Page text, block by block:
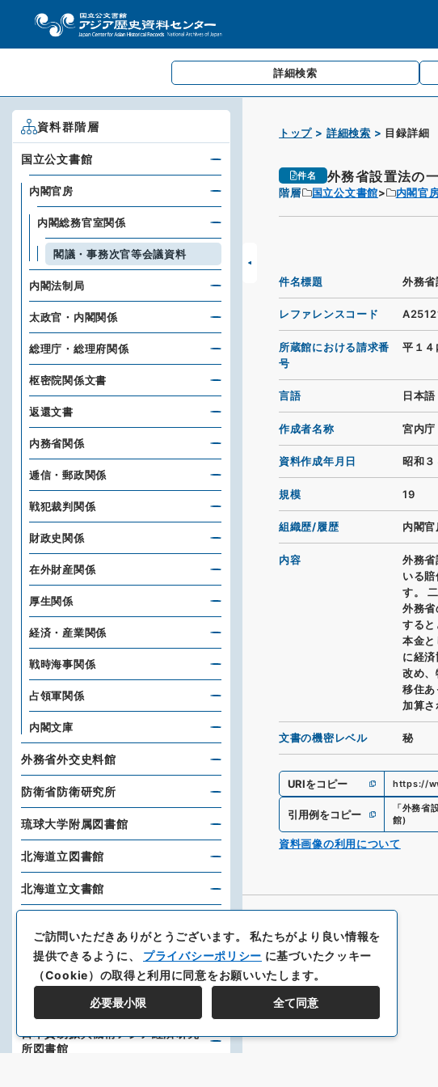
詳細検索
トップ 詳細検索 目録詳細
件名 外務省設置法の
階層 国立公文書館 内閣官
件名標題 外務
レファレンスコード
所蔵館における請求番
号
平１
言語 日本語
作成者名称 宮内庁
資料作成年月日 昭和３
規模 19
組織歴/履歴 内閣
内容
外務
いる
す。
外務
する
本金
に経
改め、
移住
加算
文書の機密レベル 秘
URIをコピー https://
引用例をコピー 「外務省
館)
資料画像の利用について
資料群階層
国立公文書館
内閣官房
内閣総務官室関係
閣議・事務次官等会議資料
内閣法制局
太政官・内閣関係
総理庁・総理府関係
枢密院関係文書
返還文書
内務省関係
逓信・郵政関係
戦犯裁判関係
財政史関係
在外財産関係
厚生関係
経済・産業関係
戦時海事関係
占領軍関係
内閣文庫
外務省外交史料館
防衛省防衛研究所
琉球大学附属図書館
北海道立図書館
北海道立文書館
大分大学経済学部教育研究支援室
スタンフォード大学フーヴァー研
日本貿易振興機構アジア経済研究
所図書館
ご訪問いただきありがとうございます。私たちがより良い情報を
提供できるように、 プライバシーポリシー に基づいたクッキー
（Cookie）の取得と利用に同意をお願いいたします。
必要最小限 全て同意